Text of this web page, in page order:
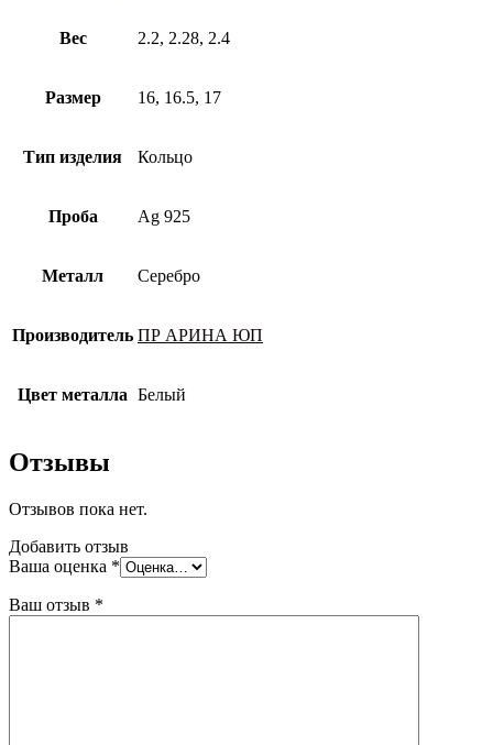
Вес 2.2, 2.28, 2.4
Размер 16, 16.5, 17
Тип изделия Кольцо
Проба Ag 925
Металл Серебро
Производитель ПР АРИНА ЮП
Цвет металла Белый
Отзывы
Отзывов пока нет.
Добавить отзыв
Ваша оценка *
Ваш отзыв *